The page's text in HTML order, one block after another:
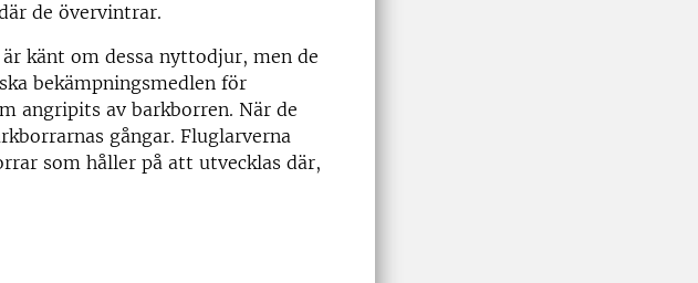
de övervintrar.
känt om dessa nyttodjur, men de
bekämpningsmedlen för
angripits av barkborren. När de
gångar. Fluglarverna
som håller på att utvecklas där,